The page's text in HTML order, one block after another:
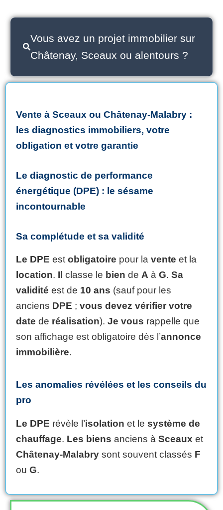
Vous avez un projet immobilier sur
Châtenay, Sceaux ou alentours ?
Vente à Sceaux ou Châtenay-Malabry :
les diagnostics immobiliers, votre
obligation et votre garantie
Le diagnostic de performance
énergétique (DPE) : le sésame
incontournable
Sa complétude et sa validité
Le DPE est obligatoire pour la vente et la
location. Il classe le bien de A à G. Sa
validité est de 10 ans (sauf pour les
anciens DPE ; vous devez vérifier votre
date de réalisation). Je vous rappelle que
son affichage est obligatoire dès l’annonce
immobilière.
Les anomalies révélées et les conseils du
pro
Le DPE révèle l’isolation et le système de
chauffage. Les biens anciens à Sceaux et
Châtenay-Malabry sont souvent classés F
ou G.